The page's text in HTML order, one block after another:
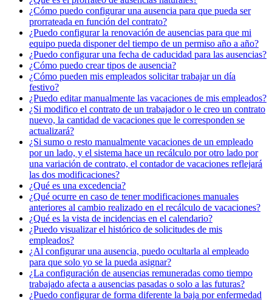
¿Cómo puedo configurar una ausencia para que pueda ser
prorrateada en función del contrato?
¿Puedo configurar la renovación de ausencias para que mi
equipo pueda disponer del tiempo de un permiso año a año?
¿Puedo configurar una fecha de caducidad para las ausencias?
¿Cómo puedo crear tipos de ausencia?
¿Cómo pueden mis empleados solicitar trabajar un día
festivo?
¿Puedo editar manualmente las vacaciones de mis empleados?
¿Si modifico el contrato de un trabajador o le creo un contrato
nuevo, la cantidad de vacaciones que le corresponden se
actualizará?
¿Si sumo o resto manualmente vacaciones de un empleado
por un lado, y el sistema hace un recálculo por otro lado por
una variación de contrato, el contador de vacaciones reflejará
las dos modificaciones?
¿Qué es una excedencia?
¿Qué ocurre en caso de tener modificaciones manuales
anteriores al cambio realizado en el recálculo de vacaciones?
¿Qué es la vista de incidencias en el calendario?
¿Puedo visualizar el histórico de solicitudes de mis
empleados?
¿Al configurar una ausencia, puedo ocultarla al empleado
para que solo yo se la pueda asignar?
¿La configuración de ausencias remuneradas como tiempo
trabajado afecta a ausencias pasadas o solo a las futuras?
¿Puedo configurar de forma diferente la baja por enfermedad